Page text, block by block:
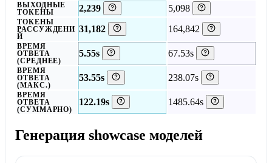
ВЫХОДНЫЕ
ТОКЕНЫ
2,239 5,098
ТОКЕНЫ
РАССУЖДЕНИ
Й
31,182 164,842
ВРЕМЯ
ОТВЕТА
(СРЕДНЕЕ)
5.55s 67.53s
ВРЕМЯ
ОТВЕТА
(МАКС.)
53.55s 238.07s
ВРЕМЯ
ОТВЕТА
(СУММАРНО)
122.19s 1485.64s
Генерация showcase моделей